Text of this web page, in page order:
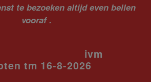
te bezoeken altijd even bellen
vooraf .
tm 16-8-2026